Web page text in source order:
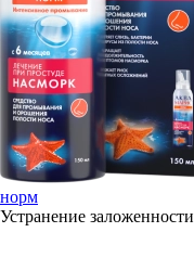
норм
Устранение заложенности